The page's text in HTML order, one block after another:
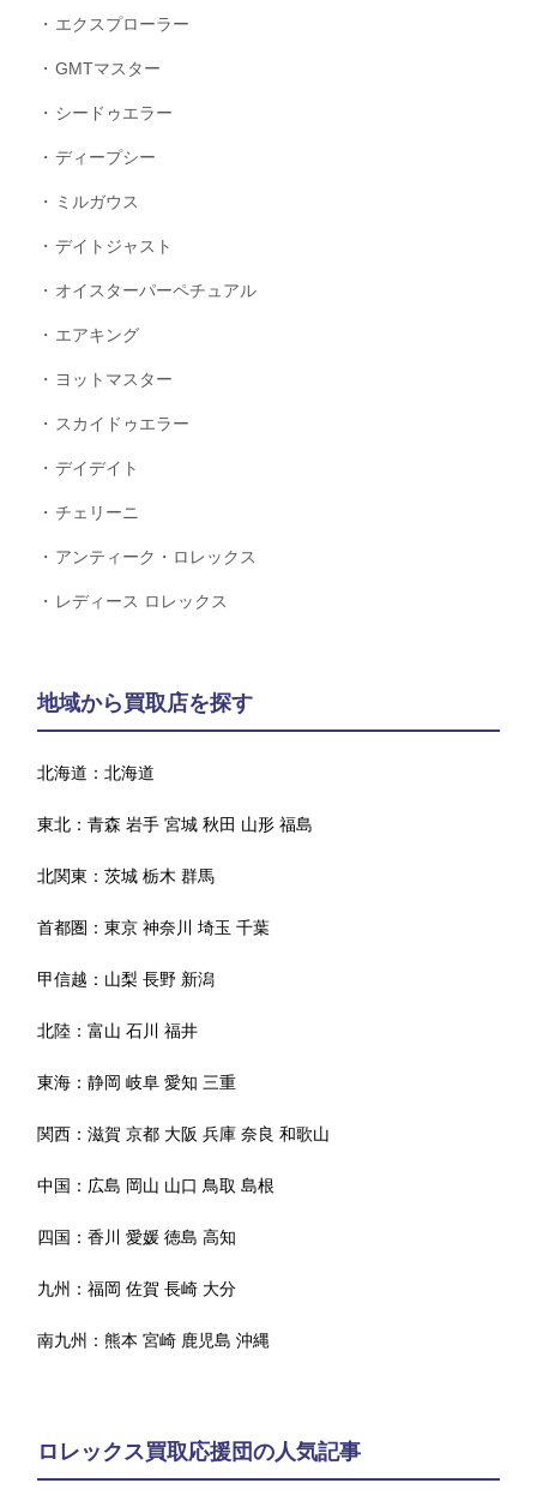
エクスプローラー
GMTマスター
シードゥエラー
ディープシー
ミルガウス
デイトジャスト
オイスターパーペチュアル
エアキング
ヨットマスター
スカイドゥエラー
デイデイト
チェリーニ
アンティーク・ロレックス
レディース ロレックス
地域から買取店を探す
北海道：北海道
東北：青森 岩手 宮城 秋田 山形 福島
北関東：茨城 栃木 群馬
首都圏：東京 神奈川 埼玉 千葉
甲信越： 山梨 長野 新潟
北陸：富山 石川 福井
東海：静岡 岐阜 愛知 三重
関西：滋賀 京都 大阪 兵庫 奈良 和歌山
中国： 広島 岡山 山口 鳥取 島根
四国：香川 愛媛 徳島 高知
九州：福岡 佐賀 長崎 大分
南九州：熊本 宮崎 鹿児島 沖縄
ロレックス買取応援団の人気記事